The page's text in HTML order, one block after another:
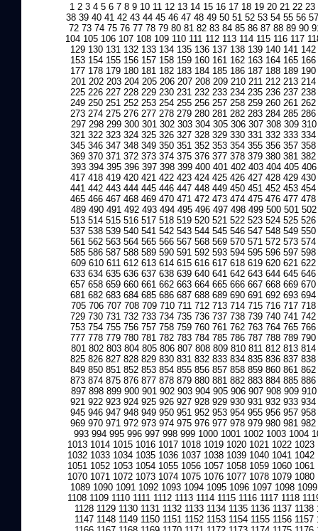
1 2 3 4 5 6 7 8 9 10 11 12 13 14 15 16 17 18 19 20 21 22 23
38 39 40 41 42 43 44 45 46 47 48 49 50 51 52 53 54 55 56
72 73 74 75 76 77 78 79 80 81 82 83 84 85 86 87 88 89 90
104 105 106 107 108 109 110 111 112 113 114 115 116 117
129 130 131 132 133 134 135 136 137 138 139 140 141 142
153 154 155 156 157 158 159 160 161 162 163 164 165 166
177 178 179 180 181 182 183 184 185 186 187 188 189 190
201 202 203 204 205 206 207 208 209 210 211 212 213 214
225 226 227 228 229 230 231 232 233 234 235 236 237 238
249 250 251 252 253 254 255 256 257 258 259 260 261 262
273 274 275 276 277 278 279 280 281 282 283 284 285 286
297 298 299 300 301 302 303 304 305 306 307 308 309 310
321 322 323 324 325 326 327 328 329 330 331 332 333 334
345 346 347 348 349 350 351 352 353 354 355 356 357 358
369 370 371 372 373 374 375 376 377 378 379 380 381 382
393 394 395 396 397 398 399 400 401 402 403 404 405 406
417 418 419 420 421 422 423 424 425 426 427 428 429 430
441 442 443 444 445 446 447 448 449 450 451 452 453 454
465 466 467 468 469 470 471 472 473 474 475 476 477 478
489 490 491 492 493 494 495 496 497 498 499 500 501 502
513 514 515 516 517 518 519 520 521 522 523 524 525 526
537 538 539 540 541 542 543 544 545 546 547 548 549 550
561 562 563 564 565 566 567 568 569 570 571 572 573 574
585 586 587 588 589 590 591 592 593 594 595 596 597 598
609 610 611 612 613 614 615 616 617 618 619 620 621 622
633 634 635 636 637 638 639 640 641 642 643 644 645 646
657 658 659 660 661 662 663 664 665 666 667 668 669 670
681 682 683 684 685 686 687 688 689 690 691 692 693 694
705 706 707 708 709 710 711 712 713 714 715 716 717 718
729 730 731 732 733 734 735 736 737 738 739 740 741 742
753 754 755 756 757 758 759 760 761 762 763 764 765 766
777 778 779 780 781 782 783 784 785 786 787 788 789 790
801 802 803 804 805 806 807 808 809 810 811 812 813 814
825 826 827 828 829 830 831 832 833 834 835 836 837 838
849 850 851 852 853 854 855 856 857 858 859 860 861 862
873 874 875 876 877 878 879 880 881 882 883 884 885 886
897 898 899 900 901 902 903 904 905 906 907 908 909 910
921 922 923 924 925 926 927 928 929 930 931 932 933 934
945 946 947 948 949 950 951 952 953 954 955 956 957 958
969 970 971 972 973 974 975 976 977 978 979 980 981 982
993 994 995 996 997 998 999 1000 1001 1002 1003 1004
1013 1014 1015 1016 1017 1018 1019 1020 1021 1022 1023
1032 1033 1034 1035 1036 1037 1038 1039 1040 1041 1042
1051 1052 1053 1054 1055 1056 1057 1058 1059 1060 1061
1070 1071 1072 1073 1074 1075 1076 1077 1078 1079 1080
1089 1090 1091 1092 1093 1094 1095 1096 1097 1098 1099
1108 1109 1110 1111 1112 1113 1114 1115 1116 1117 1118
1128 1129 1130 1131 1132 1133 1134 1135 1136 1137 1138
1147 1148 1149 1150 1151 1152 1153 1154 1155 1156 1157